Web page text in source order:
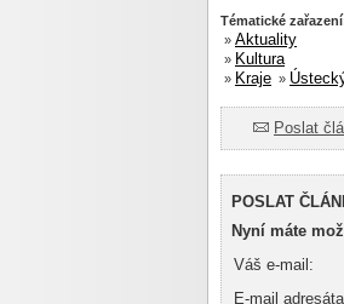
Tématické
» Aktuality
» Kultura
» Kraje »
Poslat
POSLAT
Nyní máte
Váš e-mail:
E-mail